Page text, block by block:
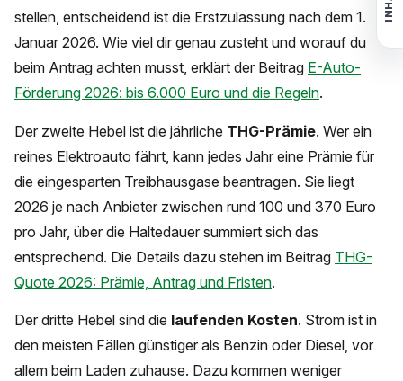
stellen, entscheidend ist die Erstzulassung nach dem 1.
Januar 2026. Wie viel dir genau zusteht und worauf du
beim Antrag achten musst, erklärt der Beitrag E-Auto-
Förderung 2026: bis 6.000 Euro und die Regeln.
Der zweite Hebel ist die jährliche THG-Prämie. Wer ein
reines Elektroauto fährt, kann jedes Jahr eine Prämie für
die eingesparten Treibhausgase beantragen. Sie liegt
2026 je nach Anbieter zwischen rund 100 und 370 Euro
pro Jahr, über die Haltedauer summiert sich das
entsprechend. Die Details dazu stehen im Beitrag THG-
Quote 2026: Prämie, Antrag und Fristen.
Der dritte Hebel sind die laufenden Kosten. Strom ist in
den meisten Fällen günstiger als Benzin oder Diesel, vor
allem beim Laden zuhause. Dazu kommen weniger